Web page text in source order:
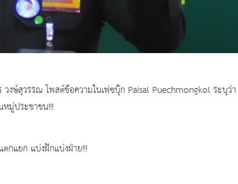
ษ์สุวรรณ โพสต์ข้อความในเฟซบุ๊ก Paisal Puechmongkol ระบุว่า
หมู่ประชาชน!!!
กแยก แบ่งฝักแบ่งฝ่าย!!!